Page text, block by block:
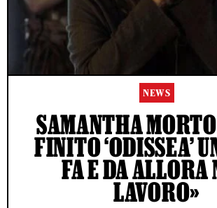
NEWS
SAMANTHA
FINITO ‘ODISSEA’
FA E DA ALLORA
LAVORO»